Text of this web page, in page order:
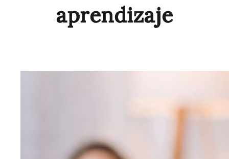
aprendizaje